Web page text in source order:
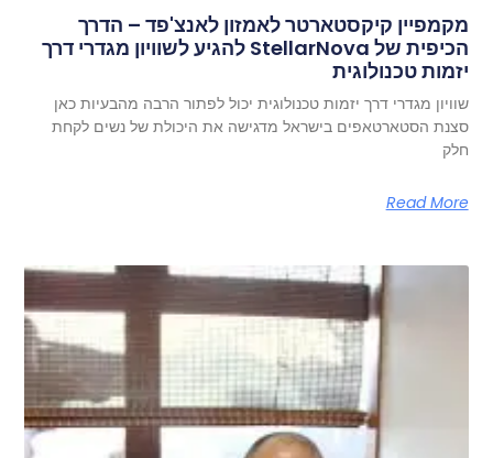
מקמפיין קיקסטארטר לאמזון לאנצ'פד – הדרך
הכיפית של StellarNova להגיע לשוויון מגדרי דרך
יזמות טכנולוגית
שוויון מגדרי דרך יזמות טכנולוגית יכול לפתור הרבה מהבעיות כאן
סצנת הסטארטאפים בישראל מדגישה את היכולת של נשים לקחת
חלק
Read More